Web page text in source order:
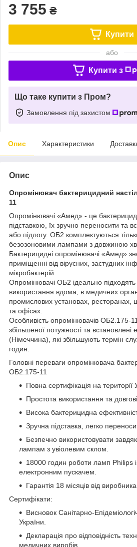
3 755 ₴
Купити
або
Купити з
Що таке купити з Пром?
Замовлення під захистом
Опис Характеристики
Опис
Опромінювач бактерицидний
11
Опромінювачі «Амед» - це
підставкою, їх зручно переносити та
або підлогу. ОБ2 комплектуються
безозоновими лампами з довжиною
Бактерицидні опромінювачі «Амед»
приміщенні від вірусних, застудних
мікробактерій.
Опромінювачі ОБ2 ідеально
використання вдома, в медичних
промислових установах, ресторанах,
та офісах.
Особливість опромінювачів ОБ2.175-
збільшеної потужності та встановлені
(Німеччина), які збільшують термін
годин.
Головні переваги опромінювача
ОБ2.175-11
Повна сертифікація на території
Простота використання та
Висока бактерицидна
Зручна підставка, легко
Безпечно використовувати
лампам з увіолевим склом.
18000 годин роботи ламп Philips
електронним пускачем.
Гарантія 18 місяців від виробника
Сертифікати:
Висновок Санітарно-
України.
Декларація про відповідність
медичних виробів.